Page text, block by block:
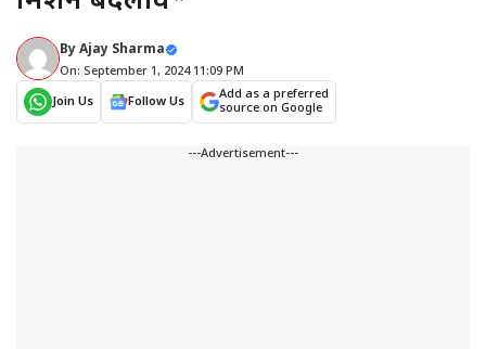
ByAjay Sharma
On: September 1, 2024 11:09 PM
Join Us
Follow Us
Add as a preferred
source on Google
---Advertisement---